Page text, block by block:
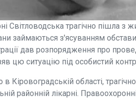
Світловодська трагічно пішла з
займаються з'ясуванням
дав розпорядження про
цю ситуацію під особистий
Кіровоградській області,
районній лікарні.